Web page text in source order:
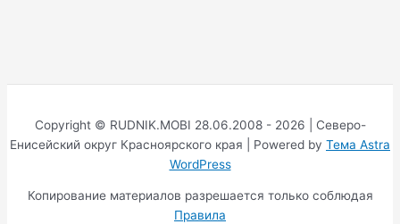
Copyright © RUDNIK.MOBI 28.06.2008 - 2026 | Северо-
Енисейский округ Красноярского края | Powered by Тема Astra
WordPress
Копирование материалов разрешается только соблюдая
Правила